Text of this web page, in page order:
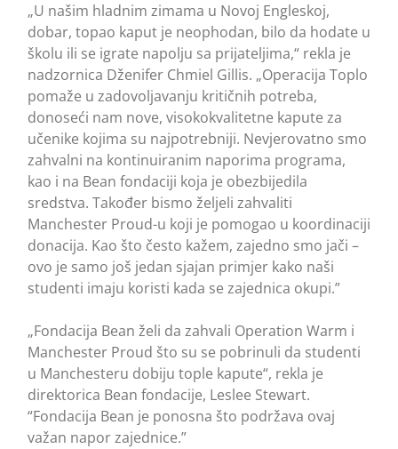
„U našim hladnim zimama u Novoj Engleskoj,
dobar, topao kaput je neophodan, bilo da hodate u
školu ili se igrate napolju sa prijateljima,“ rekla je
nadzornica Dženifer Chmiel Gillis. „Operacija Toplo
pomaže u zadovoljavanju kritičnih potreba,
donoseći nam nove, visokokvalitetne kapute za
učenike kojima su najpotrebniji. Nevjerovatno smo
zahvalni na kontinuiranim naporima programa,
kao i na Bean fondaciji koja je obezbijedila
sredstva. Također bismo željeli zahvaliti
Manchester Proud-u koji je pomogao u koordinaciji
donacija. Kao što često kažem, zajedno smo jači –
ovo je samo još jedan sjajan primjer kako naši
studenti imaju koristi kada se zajednica okupi.”
„Fondacija Bean želi da zahvali Operation Warm i
Manchester Proud što su se pobrinuli da studenti
u Manchesteru dobiju tople kapute“, rekla je
direktorica Bean fondacije, Leslee Stewart.
“Fondacija Bean je ponosna što podržava ovaj
važan napor zajednice.”